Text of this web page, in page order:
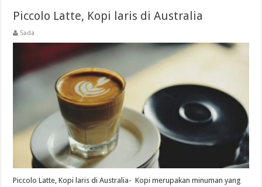
Piccolo Latte, Kopi laris di Australia
Sada
Piccolo Latte, Kopi laris di Australia- Kopi merupakan minuman yang